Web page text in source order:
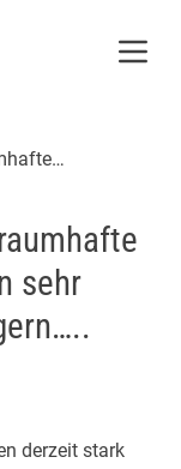
sehr
derzeit stark